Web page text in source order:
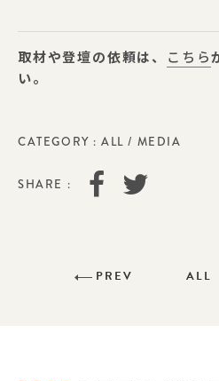
取材や登壇の依頼は、 こちら
い。
CATEGORY : ALL / MEDIA
SHARE :
PREV ALL